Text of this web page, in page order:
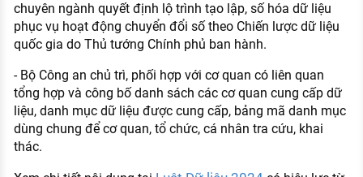
chuyên ngành quyết định lộ trình tạo lập, số hóa dữ liệu
phục vụ hoạt động chuyển đổi số theo Chiến lược dữ liệu
quốc gia do Thủ tướng Chính phủ ban hành.
- Bộ Công an chủ trì, phối hợp với cơ quan có liên quan
tổng hợp và công bố danh sách các cơ quan cung cấp dữ
liệu, danh mục dữ liệu được cung cấp, bảng mã danh mục
dùng chung để cơ quan, tổ chức, cá nhân tra cứu, khai
thác.